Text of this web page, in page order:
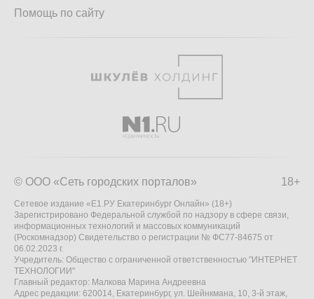
Помощь по сайту
18+
© ООО «Сеть городских порталов»
Сетевое издание «Е1.РУ Екатеринбург Онлайн» (18+)
Зарегистрировано Федеральной службой по надзору в сфере связи,
информационных технологий и массовых коммуникаций
(Роскомнадзор) Свидетельство о регистрации № ФС77-84675 от
06.02.2023 г.
Учредитель: Общество с ограниченной ответственностью "ИНТЕРНЕТ
ТЕХНОЛОГИИ"
Главный редактор: Малкова Марина Андреевна
Адрес редакции: 620014, Екатеринбург, ул. Шейнкмана, 10, 3-й этаж,